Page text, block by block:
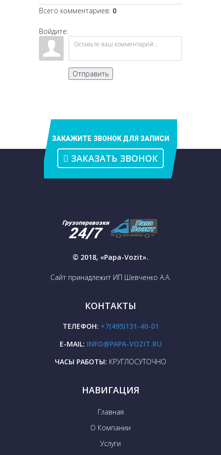
Всего комментариев: 0
Войдите:
Отправить
ЗАКАЖИТЕ ЗВОНОК ДЛЯ ЗАПИСИ
ЗАКАЗАТЬ ЗВОНОК
© 2018, «Papa-Vozit».
Сайт принадлежит ИП Шевченко А.А.
КОНТАКТЫ
ТЕЛЕФОН: +7(495)131-40-01
E-MAIL: INFO@PAPA-VOZIT.RU
ЧАСЫ РАБОТЫ: КРУГЛОСУТОЧНО
НАВИГАЦИЯ
Главная
О Компании
Услуги